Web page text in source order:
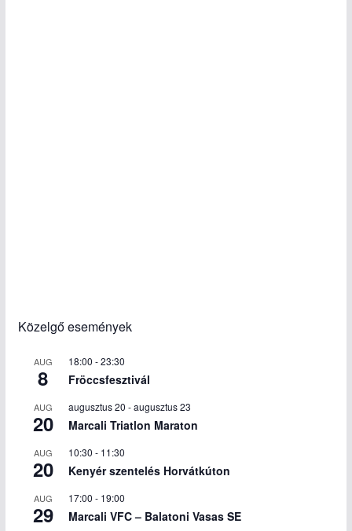
Közelgő események
AUG
8
18:00 -23:30
Fröccsfesztivál
AUG
20
augusztus 20 -augusztus 23
Marcali Triatlon Maraton
AUG
20
10:30 - 11:30
Kenyér szentelés Horvátkúton
AUG
29
17:00 - 19:00
Marcali VFC – Balatoni Vasas SE